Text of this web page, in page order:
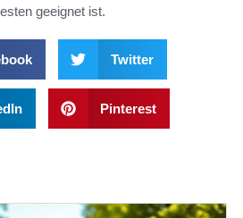
geeignet ist.
Twitter
Pinterest